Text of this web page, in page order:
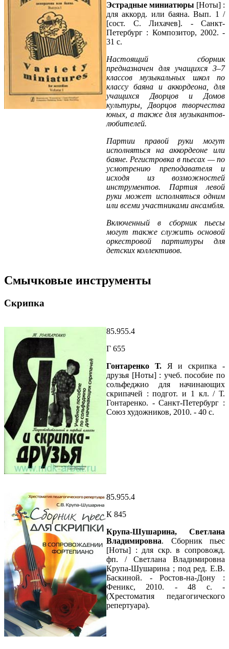
Эстрадные миниатюры [Ноты] :
для аккорд. или баяна. Вып. 1 /
[сост. С. Лихачев]. - Санкт-
Петербург : Композитор, 2002. -
31 с.
Настоящий сборник
предназначен для учащихся 3–7
классов музыкальных школ по
классу баяна и аккордеона, для
учащихся Дворцов и Домов
культуры, Дворцов творчества
юных, а также для музыкантов-
любителей.
Партии правой руки могут
исполняться на аккордеоне или
баяне. Регистровка в пьесах — по
усмотрению преподавателя и
исходя из возможностей
инструментов. Партия левой
руки может исполняться одним
или всеми участниками ансамбля.
Включенный в сборник пьесы
могут также служить основой
оркестровой партитуры для
детских коллективов.
Смычковые инструменты
Скрипка
85.955.4
Г 655
Гонтаренко Т. Я и скрипка -
друзья [Ноты] : учеб. пособие по
сольфеджио для начинающих
скрипачей : подгот. и 1 кл. / Т.
Гонтаренко. - Санкт-Петербург :
Союз художников, 2010. - 40 с.
85.955.4
К 845
Крупа-Шушарина, Светлана
Владимировна. Сборник пьес
[Ноты] : для скр. в сопровожд.
фп. / Светлана Владимировна
Крупа-Шушарина ; под ред. Е.В.
Баскиной. - Ростов-на-Дону :
Феникс, 2010. - 48 с. -
(Хрестоматия педагогического
репертуара).